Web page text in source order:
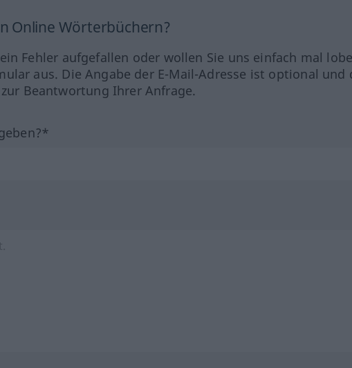
Online Wörterbüchern?
Fehler aufgefallen oder wollen Sie uns einfach mal
aus. Die Angabe der E-Mail-Adresse ist optional und
Beantwortung Ihrer Anfrage.